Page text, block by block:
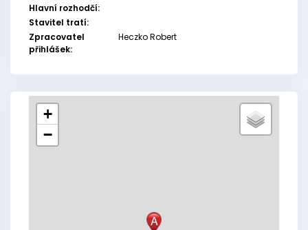
Hlavní rozhodčí:
Stavitel tratí:
Zpracovatel
přihlášek:
Heczko Robert
A
+
−